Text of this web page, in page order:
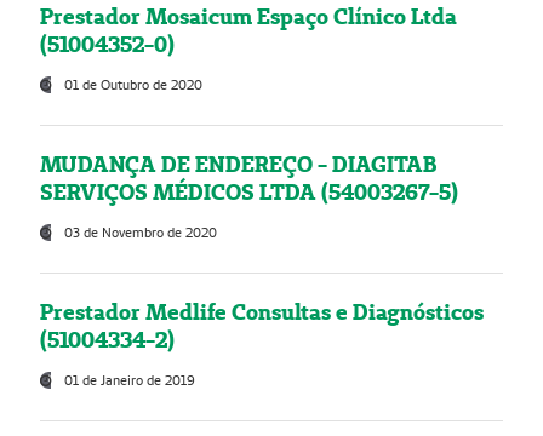
Prestador Mosaicum Espaço Clínico Ltda
(51004352-0)
01 de Outubro de 2020
MUDANÇA DE ENDEREÇO - DIAGITAB
SERVIÇOS MÉDICOS LTDA (54003267-5)
03 de Novembro de 2020
Prestador Medlife Consultas e Diagnósticos
(51004334-2)
01 de Janeiro de 2019